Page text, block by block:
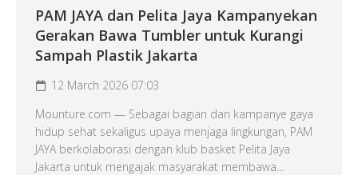
PAM JAYA dan Pelita Jaya Kampanyekan
Gerakan Bawa Tumbler untuk Kurangi
Sampah Plastik Jakarta
12 March 2026 07:03
Mounture.com — Sebagai bagian dari kampanye gaya
hidup sehat sekaligus upaya menjaga lingkungan, PAM
JAYA berkolaborasi dengan klub basket Pelita Jaya
Jakarta untuk mengajak masyarakat membawa...